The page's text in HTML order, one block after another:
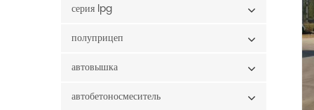
серия lpg
полуприцеп
автовышка
автобетоносмеситель